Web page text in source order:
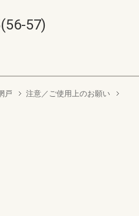
57)
戸 注意／ご使用上のお願い